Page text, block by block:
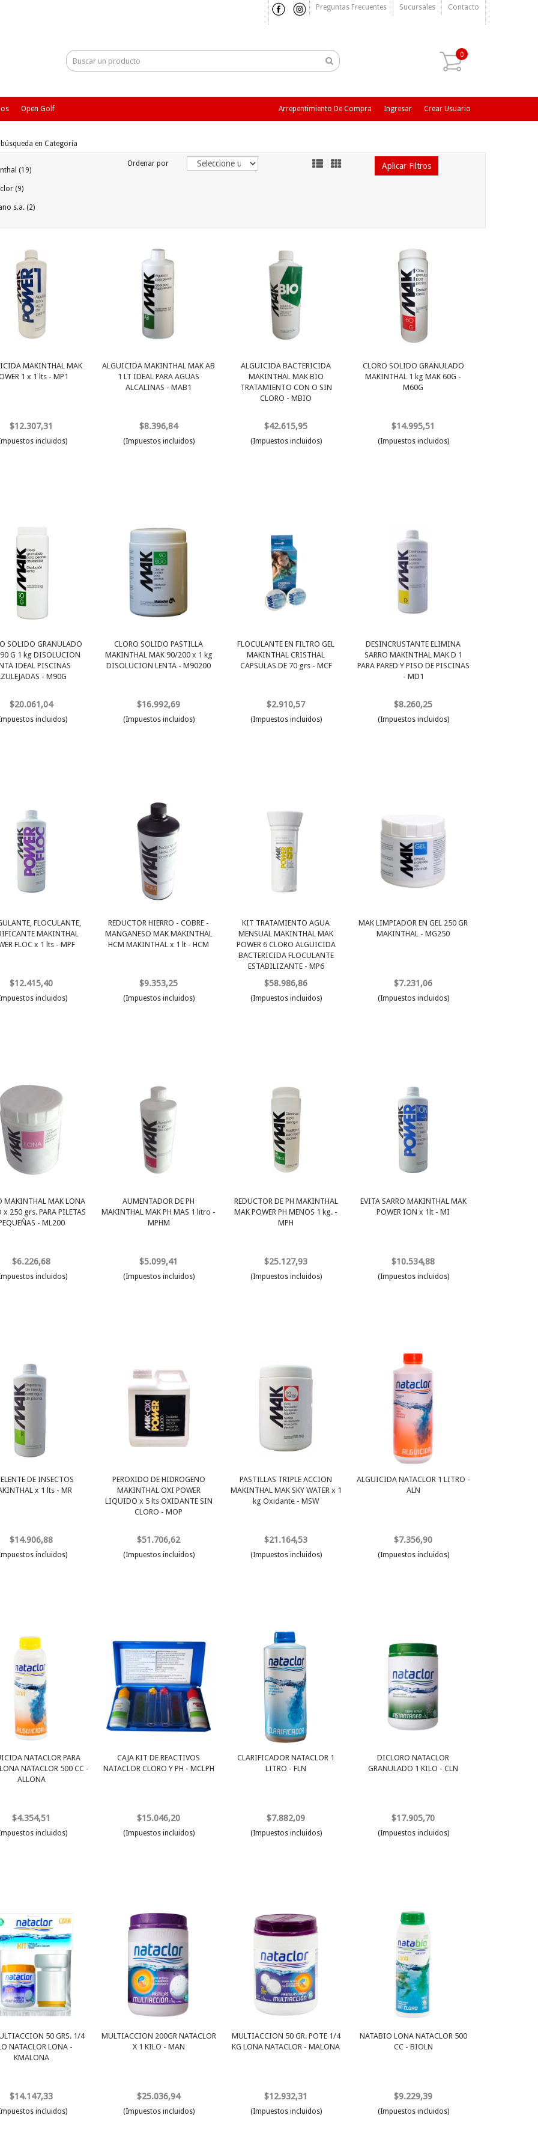
Preguntas Frecuentes Sucursales Contacto
0
Open Golf Crear Usuario
Ingresar
Arrepentimiento De Compra
en Categoría
(19)
(9)
s.a. (2)
Ordenar por
MAKINTHAL MAK
1 x 1 lts - MP1
$12.307,31
incluidos)
ALGUICIDA MAKINTHAL MAK AB
1 LT IDEAL PARA AGUAS
ALCALINAS - MAB1
$8.396,84
(Impuestos incluidos)
ALGUICIDA BACTERICIDA
MAKINTHAL MAK BIO
TRATAMIENTO CON O SIN
CLORO - MBIO
$42.615,95
(Impuestos incluidos)
CLORO SOLIDO GRANULADO
MAKINTHAL 1 kg MAK 60G -
M60G
$14.995,51
(Impuestos incluidos)
SOLIDO GRANULADO
G 1 kg DISOLUCION
IDEAL PISCINAS
- M90G
$20.061,04
incluidos)
CLORO SOLIDO PASTILLA
MAKINTHAL MAK 90/200 x 1 kg
DISOLUCION LENTA - M90200
$16.992,69
(Impuestos incluidos)
FLOCULANTE EN FILTRO GEL
MAKINTHAL CRISTHAL
CAPSULAS DE 70 grs - MCF
$2.910,57
(Impuestos incluidos)
DESINCRUSTANTE ELIMINA
SARRO MAKINTHAL MAK D 1
PARA PARED Y PISO DE PISCINAS
- MD1
$8.260,25
(Impuestos incluidos)
FLOCULANTE,
MAKINTHAL
FLOC x 1 lts - MPF
$12.415,40
incluidos)
REDUCTOR HIERRO - COBRE -
MANGANESO MAK MAKINTHAL
HCM MAKINTHAL x 1 lt - HCM
$9.353,25
(Impuestos incluidos)
KIT TRATAMIENTO AGUA
MENSUAL MAKINTHAL MAK
POWER 6 CLORO ALGUICIDA
BACTERICIDA FLOCULANTE
ESTABILIZANTE - MP6
$58.986,86
(Impuestos incluidos)
MAK LIMPIADOR EN GEL 250 GR
MAKINTHAL - MG250
$7.231,06
(Impuestos incluidos)
MAKINTHAL MAK LONA
x 250 grs. PARA PILETAS
- ML200
$6.226,68
incluidos)
AUMENTADOR DE PH
MAKINTHAL MAK PH MAS 1 litro -
MPHM
$5.099,41
(Impuestos incluidos)
REDUCTOR DE PH MAKINTHAL
MAK POWER PH MENOS 1 kg. -
MPH
$25.127,93
(Impuestos incluidos)
EVITA SARRO MAKINTHAL MAK
POWER ION x 1lt - MI
$10.534,88
(Impuestos incluidos)
DE INSECTOS
x 1 lts - MR
$14.906,88
incluidos)
PEROXIDO DE HIDROGENO
MAKINTHAL OXI POWER
LIQUIDO x 5 lts OXIDANTE SIN
CLORO - MOP
$51.706,62
(Impuestos incluidos)
PASTILLAS TRIPLE ACCION
MAKINTHAL MAK SKY WATER x 1
kg Oxidante - MSW
$21.164,53
(Impuestos incluidos)
ALGUICIDA NATACLOR 1 LITRO -
ALN
$7.356,90
(Impuestos incluidos)
NATACLOR PARA
NATACLOR 500 CC -
ALLONA
$4.354,51
incluidos)
CAJA KIT DE REACTIVOS
NATACLOR CLORO Y PH - MCLPH
$15.046,20
(Impuestos incluidos)
CLARIFICADOR NATACLOR 1
LITRO - FLN
$7.882,09
(Impuestos incluidos)
DICLORO NATACLOR
GRANULADO 1 KILO - CLN
$17.905,70
(Impuestos incluidos)
50 GRS. 1/4
NATACLOR LONA -
KMALONA
$14.147,33
incluidos)
MULTIACCION 200GR NATACLOR
X 1 KILO - MAN
$25.036,94
(Impuestos incluidos)
MULTIACCION 50 GR. POTE 1/4
KG LONA NATACLOR - MALONA
$12.932,31
(Impuestos incluidos)
NATABIO LONA NATACLOR 500
CC - BIOLN
$9.229,39
(Impuestos incluidos)